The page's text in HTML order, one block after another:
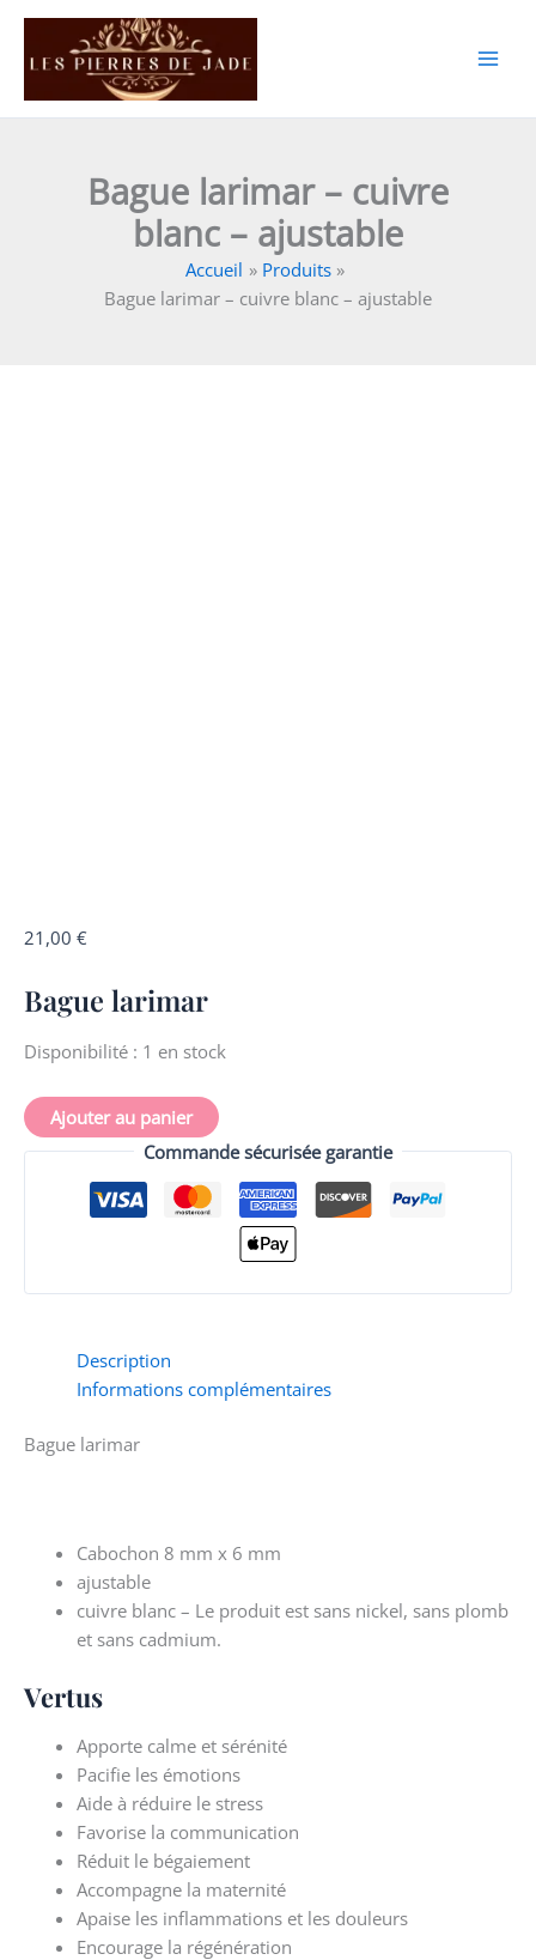
Aller
contenu
Bague larimar – cuivre
blanc – ajustable
Accueil
Produits
Bague larimar – cuivre blanc – ajustable
21,00 €
Bague larimar
Disponibilité : 1 en stock
quantité
Bague
larimar
-
blancAjouter au panier
Commande sécurisée garantie
Description
Informations complémentaires
Bague larimar
Cabochon 8 mm x 6 mm
ajustable
cuivre blanc – Le produit est sans nickel, sans plomb
et sans cadmium.
Vertus
Apporte calme et sérénité
Pacifie les émotions
Aide à réduire le stress
Favorise la communication
Réduit le bégaiement
Accompagne la maternité
Apaise les inflammations et les douleurs
Encourage la régénération